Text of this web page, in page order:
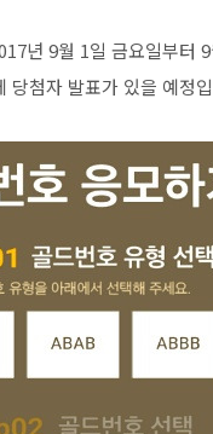
년 9월 1일 금요일부터
당첨자 발표가 있을 예정